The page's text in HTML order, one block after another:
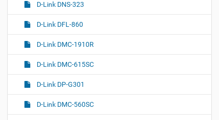
D-Link DNS-323
D-Link DFL-860
D-Link DMC-1910R
D-Link DMC-615SC
D-Link DP-G301
D-Link DMC-560SC